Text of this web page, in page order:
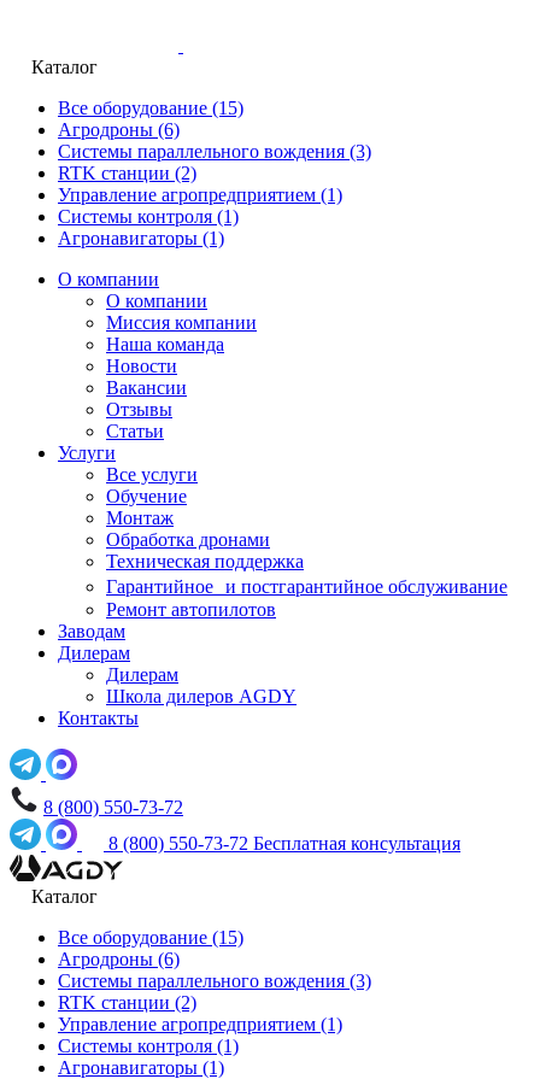
Каталог
Все оборудование (15)
Агродроны (6)
Системы параллельного вождения (3)
RTK станции (2)
Управление агропредприятием (1)
Системы контроля (1)
Агронавигаторы (1)
О компании
О компании
Миссия компании
Наша команда
Новости
Вакансии
Отзывы
Статьи
Услуги
Все услуги
Обучение
Монтаж
Обработка дронами
Техническая поддержка
Гарантийное и постгарантийное обслуживание
Ремонт автопилотов
Заводам
Дилерам
Дилерам
Школа дилеров AGDY
Контакты
8 (800) 550-73-72
8 (800) 550-73-72 Бесплатная консультация
Каталог
Все оборудование (15)
Агродроны (6)
Системы параллельного вождения (3)
RTK станции (2)
Управление агропредприятием (1)
Системы контроля (1)
Агронавигаторы (1)